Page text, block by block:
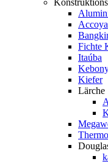
Accoya
Fichte
Itaúba
Kiefer
Lärche